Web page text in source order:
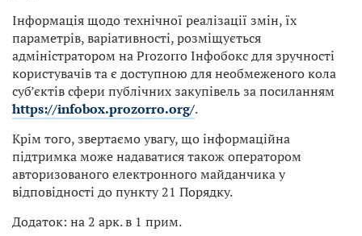
Інформація щодо технічної реалізації змін, їх
параметрів, варіативності, розміщується
адміністратором на Prozorro Інфобокс для зручності
користувачів та є доступною для необмеженого кола
суб’єктів сфери публічних закупівель за посиланням
https://infobox.prozorro.org/.
Крім того, звертаємо увагу, що інформаційна
підтримка може надаватися також оператором
авторизованого електронного майданчика у
відповідності до пункту 21 Порядку.
Додаток: на 2 арк. в 1 прим.